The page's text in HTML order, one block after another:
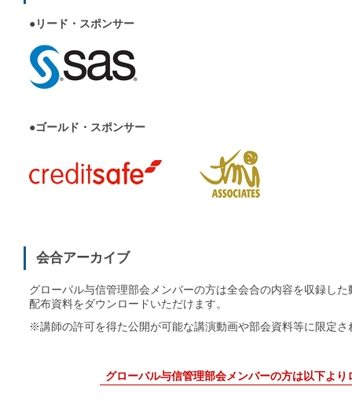
●リード・スポンサー
●ゴールド・スポンサー
会合アーカイブ
グローバル与信管理部会メンバーの方は全会合の内容を収録し
配布資料をダウンロードいただけます。
※講師の許可を得た公開が可能な講演動画や部会資料等に限定さ
グローバル与信管理部会メンバーの方は以下よ